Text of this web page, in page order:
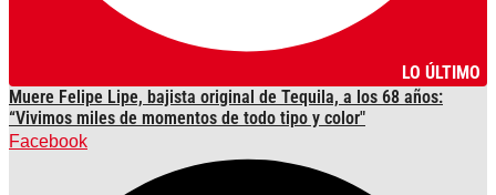
LO ÚLTIMO
Muere Felipe Lipe, bajista original de Tequila, a los 68 años:
“Vivimos miles de momentos de todo tipo y color"
Facebook